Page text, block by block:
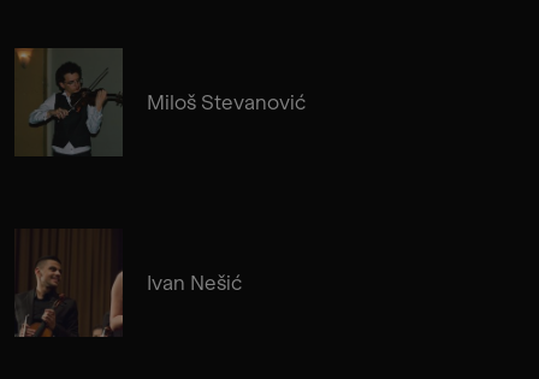
Miloš Stevanović
Ivan Nešić